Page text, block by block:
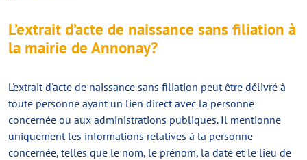
L’extrait d’acte de naissance sans filiation à
la mairie de Annonay?
L'extrait d'acte de naissance sans filiation peut être délivré à
toute personne ayant un lien direct avec la personne
concernée ou aux administrations publiques. Il mentionne
uniquement les informations relatives à la personne
concernée, telles que le nom, le prénom, la date et le lieu de